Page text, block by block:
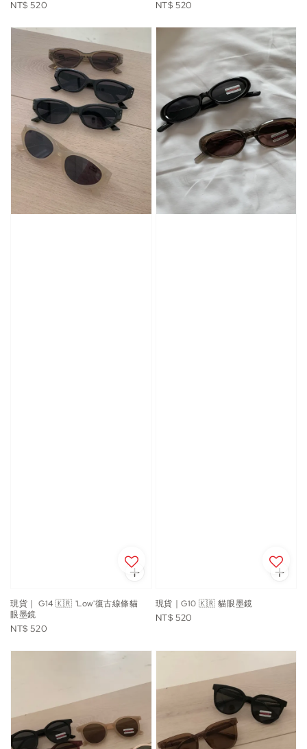
Regular
NT$ 520
Regular
NT$ 520
現貨｜ G14 🇰🇷 'Low'復古線條貓
眼墨鏡
Regular
NT$ 520
現貨｜G10 🇰🇷 貓眼墨鏡
Regular
NT$ 520